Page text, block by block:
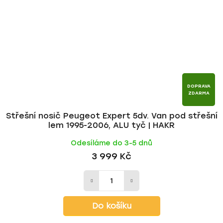
DOPRAVA
ZDARMA
Střešní nosič Peugeot Expert 5dv. Van pod střešní
lem 1995-2006, ALU tyč | HAKR
Odesíláme do 3-5 dnů
3 999 Kč
Do košíku